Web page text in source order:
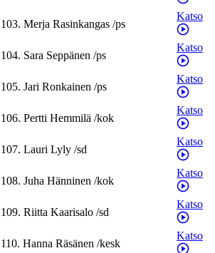
103. Merja Rasinkangas /ps
Katso
104. Sara Seppänen /ps
Katso
105. Jari Ronkainen /ps
Katso
106. Pertti Hemmilä /kok
Katso
107. Lauri Lyly /sd
Katso
108. Juha Hänninen /kok
Katso
109. Riitta Kaarisalo /sd
Katso
110. Hanna Räsänen /kesk
Katso